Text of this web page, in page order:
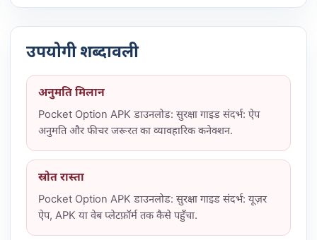
उपयोगी शब्दावली
अनुमति मिलान
Pocket Option APK डाउनलोड: सुरक्षा गाइड संदर्भ: ऐप
अनुमति और फीचर जरूरत का व्यावहारिक कनेक्शन.
स्रोत रास्ता
Pocket Option APK डाउनलोड: सुरक्षा गाइड संदर्भ: यूज़र
ऐप, APK या वेब प्लेटफ़ॉर्म तक कैसे पहुँचा.